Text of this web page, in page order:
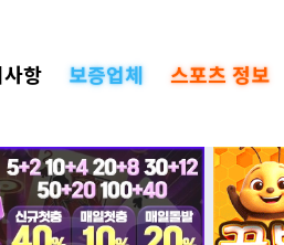
항 보증업체 스포츠 정보